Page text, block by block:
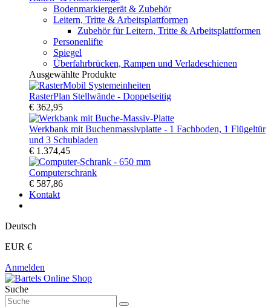
Bodenmarkiergerät & Zubehör
Leitern, Tritte & Arbeitsplattformen
Zubehör für Leitern, Tritte & Arbeitsplattformen
Personenlifte
Spiegel
Überfahrbrücken, Rampen und Verladeschienen
Ausgewählte Produkte
RasterPlan Stellwände - Doppelseitig
€ 362,95
Werkbank mit Buchenmassivplatte - 1 Fachboden, 1 Flügeltür
und 3 Schubladen
€ 1.374,45
Computerschrank
€ 587,86
Kontakt
Deutsch
EUR €
Anmelden
Suche